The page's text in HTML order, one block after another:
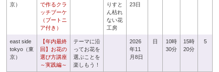
京）
で作るクラ
ッチブーケ
（ブートニ
ア付き）
りすと
ん枯れ
ない花
工房
23日
east side
tokyo（東
京）
【年内最終
回】お花の
選び方講座
～実践編～
テーマに沿
ってお花を
選ぶことを
楽しもう！
2026
年11
月8日
日
10時
30分
15時
20分
5